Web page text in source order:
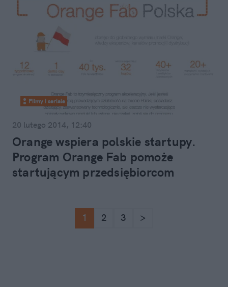
Filmy i seriale
20 lutego 2014, 12:40
Orange wspiera polskie startupy.
Program Orange Fab pomoże
startującym przedsiębiorcom
1 2 3 >